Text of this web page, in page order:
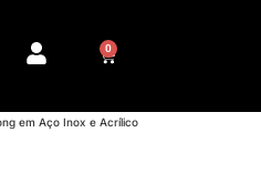
0
em Aço Inox e Acrílico